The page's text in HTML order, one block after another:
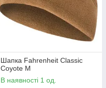
Шапка Fahrenheit Classic
Coyote M
В наявності 1 од.